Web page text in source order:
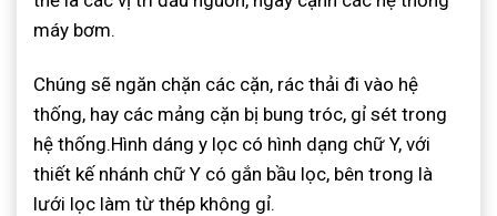
máy bơm.
Chúng sẽ ngăn chặn các cặn, rác thải đi vào hệ
thống, hay các mảng cặn bị bung tróc, gỉ sét trong
hệ thống.Hình dáng y lọc có hình dạng chữ Y, với
thiết kế nhánh chữ Y có gắn bầu lọc, bên trong là
lưới lọc làm từ thép không gỉ.